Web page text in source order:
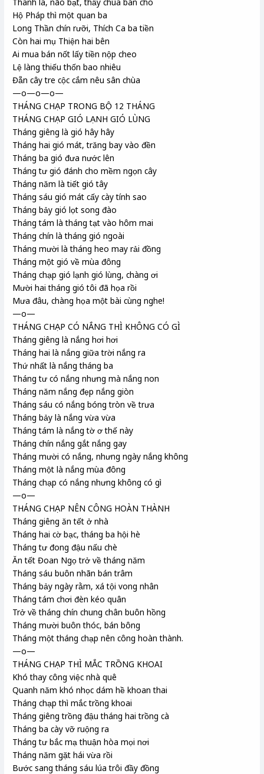
Hộ Pháp thì một quan ba
Long Thần chín rưỡi, Thích Ca ba tiền
Còn hai mụ Thiện hai bên
Ai mua bán nốt lấy tiền nộp cheo
Lệ làng thiếu thốn bao nhiêu
Đẵn cây tre cộc cắm nêu sân chùa
—o—o—o—
THÁNG CHẠP TRONG BỘ 12 THÁNG
THÁNG CHẠP GIÓ LẠNH GIÓ LÙNG
Tháng giêng là gió hây hây
Tháng hai gió mát, trăng bay vào đền
Tháng ba gió đưa nước lên
Tháng tư gió đánh cho mềm ngọn cây
Tháng năm là tiết gió tây
Tháng sáu gió mát cấy cày tính sao
Tháng bảy gió lọt song đào
Tháng tám là tháng tạt vào hôm mai
Tháng chín là tháng gió ngoài
Tháng mười là tháng heo may rải đồng
Tháng một gió về mùa đông
Tháng chạp gió lạnh gió lùng, chàng ơi
Mười hai tháng gió tôi đã họa rồi
Mưa đâu, chàng họa một bài cùng nghe!
—o—
THÁNG CHẠP CÓ NẮNG THÌ KHÔNG CÓ GÌ
Tháng giêng là nắng hơi hơi
Tháng hai là nắng giữa trời nắng ra
Thứ nhất là nắng tháng ba
Tháng tư có nắng nhưng mà nắng non
Tháng năm nắng đẹp nắng giòn
Tháng sáu có nắng bóng tròn về trưa
Tháng bảy là nắng vừa vừa
Tháng tám là nắng tờ ơ thế này
Tháng chín nắng gắt nắng gay
Tháng mười có nắng, nhưng ngày nắng không
Tháng một là nắng mùa đông
Tháng chạp có nắng nhưng không có gì
—o—
THÁNG CHẠP NÊN CÔNG HOÀN THÀNH
Tháng giêng ăn tết ở nhà
Tháng hai cờ bạc, tháng ba hội hè
Tháng tư đong đậu nấu chè
Ăn tết Đoan Ngọ trở về tháng năm
Tháng sáu buôn nhãn bán trâm
Tháng bảy ngày rằm, xá tội vong nhân
Tháng tám chơi đèn kéo quân
Trở về tháng chín chung chân buôn hồng
Tháng mười buôn thóc, bán bông
Tháng một tháng chạp nên công hoàn thành.
—o—
THÁNG CHẠP THÌ MẮC TRỒNG KHOAI
Khó thay công việc nhà quê
Quanh năm khó nhọc dám hề khoan thai
Tháng chạp thì mắc trồng khoai
Tháng giêng trồng đậu tháng hai trồng cà
Tháng ba cày vỡ ruộng ra
Tháng tư bắc mạ thuận hòa mọi nơi
Tháng năm gặt hái vừa rồi
Bước sang tháng sáu lúa trôi đầy đồng